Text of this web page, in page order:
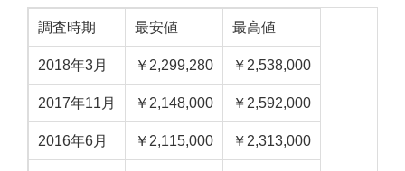
調査時期 最安値 最高値
2018年3月 ￥2,299,280 ￥2,538,000
2017年11月 ￥2,148,000 ￥2,592,000
2016年6月 ￥2,115,000 ￥2,313,000